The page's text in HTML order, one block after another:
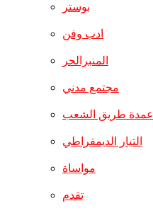
بوستر
ادب وفن
المنبرالحر
مجتمع مدني
اعمدة طريق الشعب
التيار الديمقراطي
مواساة
تقدم